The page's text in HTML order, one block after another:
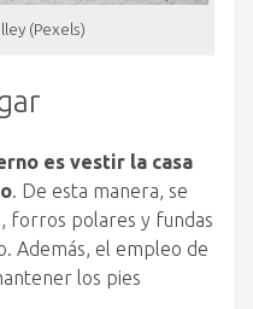
(Pexels)
es vestir la casa
. De esta manera, se
forros polares y fundas
Además, el empleo de
los pies